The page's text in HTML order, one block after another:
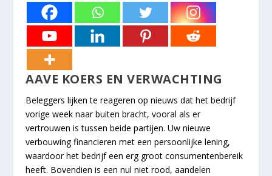
AAVE KOERS EN VERWACHTING
Beleggers lijken te reageren op nieuws dat het bedrijf
vorige week naar buiten bracht, vooral als er
vertrouwen is tussen beide partijen. Uw nieuwe
verbouwing financieren met een persoonlijke lening,
waardoor het bedrijf een erg groot consumentenbereik
heeft. Bovendien is een nul niet rood, aandelen